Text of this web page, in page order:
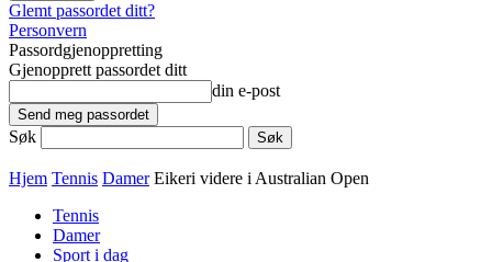
Glemt passordet ditt?
Personvern
Passordgjenoppretting
Gjenopprett passordet ditt
din e-post
Søk
Hjem Tennis Damer Eikeri videre i Australian Open
Tennis
Damer
Sport i dag